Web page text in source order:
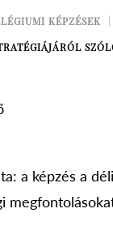
KÉPZÉSEK
a képzés a